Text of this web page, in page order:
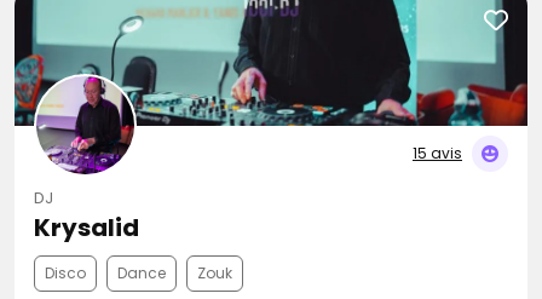
15 avis
DJ
Krysalid
Disco Dance Zouk